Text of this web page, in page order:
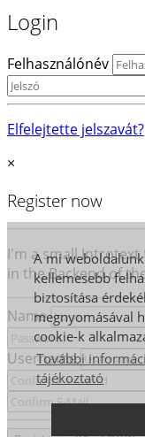
A mi
kellemesebb
biztosítása
megnyomásával
cookie-k
További
tájékoztató
Login
Felhasználónév
Elfelejtette jelszavát?
×
Register now
I'm a small Introtext
in the Backend of
Name
Username